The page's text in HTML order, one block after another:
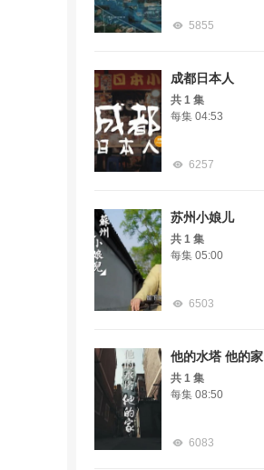
5855
成都日本人
共 1 集
每集 04:53
6257
苏州小娘儿
共 1 集
每集 05:00
6503
他的水塔 他的家
共 1 集
每集 08:50
6083